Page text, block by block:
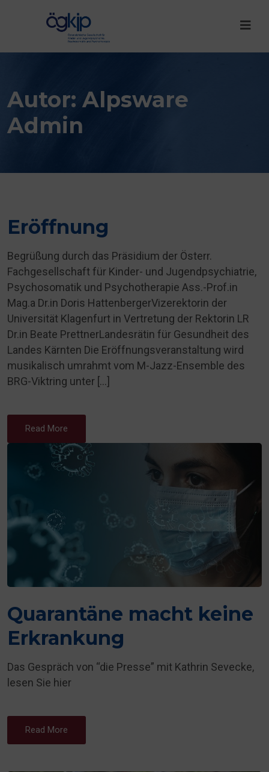
Autor: Alpsware
Admin
Eröffnung
Begrüßung durch das Präsidium der Österr.
Fachgesellschaft für Kinder- und Jugendpsychiatrie,
Psychosomatik und Psychotherapie Ass.-Prof.in
Mag.a Dr.in Doris HattenbergerVizerektorin der
Universität Klagenfurt in Vertretung der Rektorin LR
Dr.in Beate PrettnerLandesrätin für Gesundheit des
Landes Kärnten Die Eröffnungsveranstaltung wird
musikalisch umrahmt vom M-Jazz-Ensemble des
BRG-Viktring unter […]
Read More
Quarantäne macht keine
Erkrankung
Das Gespräch von “die Presse” mit Kathrin Sevecke,
lesen Sie hier
Read More